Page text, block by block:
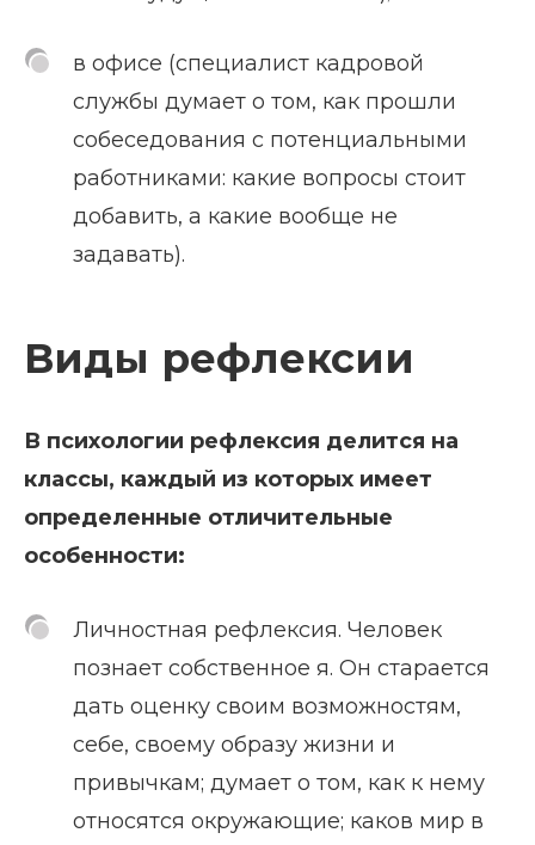
в офисе (специалист кадровой
службы думает о том, как прошли
собеседования с потенциальными
работниками: какие вопросы стоит
добавить, а какие вообще не
задавать).
Виды рефлексии
В психологии рефлексия делится на
классы, каждый из которых имеет
определенные отличительные
особенности:
Личностная рефлексия. Человек
познает собственное я. Он старается
дать оценку своим возможностям,
себе, своему образу жизни и
привычкам; думает о том, как к нему
относятся окружающие; каков мир в